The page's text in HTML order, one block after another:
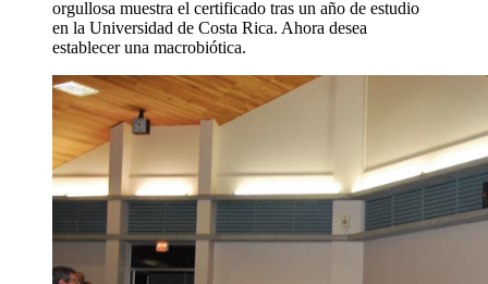
orgullosa muestra el certificado tras un año de estudio
en la Universidad de Costa Rica. Ahora desea
establecer una macrobiótica.